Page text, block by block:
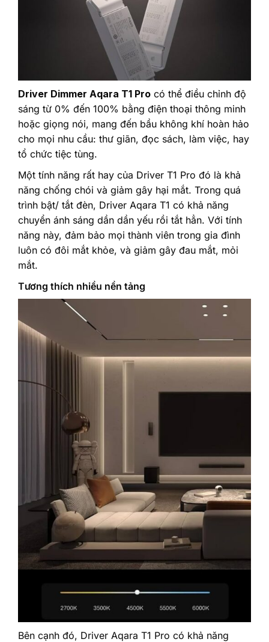
Driver Dimmer Aqara T1 Pro có thể điều chỉnh độ
sáng từ 0% đến 100% bằng điện thoại thông minh
hoặc giọng nói, mang đến bầu không khí hoàn hảo
cho mọi nhu cầu: thư giãn, đọc sách, làm việc, hay
tổ chức tiệc tùng.
Một tính năng rất hay của Driver T1 Pro đó là khả
năng chống chói và giảm gây hại mắt. Trong quá
trình bật/ tắt đèn, Driver Aqara T1 có khả năng
chuyển ánh sáng dần dần yếu rồi tắt hẳn. Với tính
năng này, đảm bảo mọi thành viên trong gia đình
luôn có đôi mắt khỏe, và giảm gây đau mắt, mỏi
mắt.
Tương thích nhiều nền tảng
Bên cạnh đó, Driver Aqara T1 Pro có khả năng